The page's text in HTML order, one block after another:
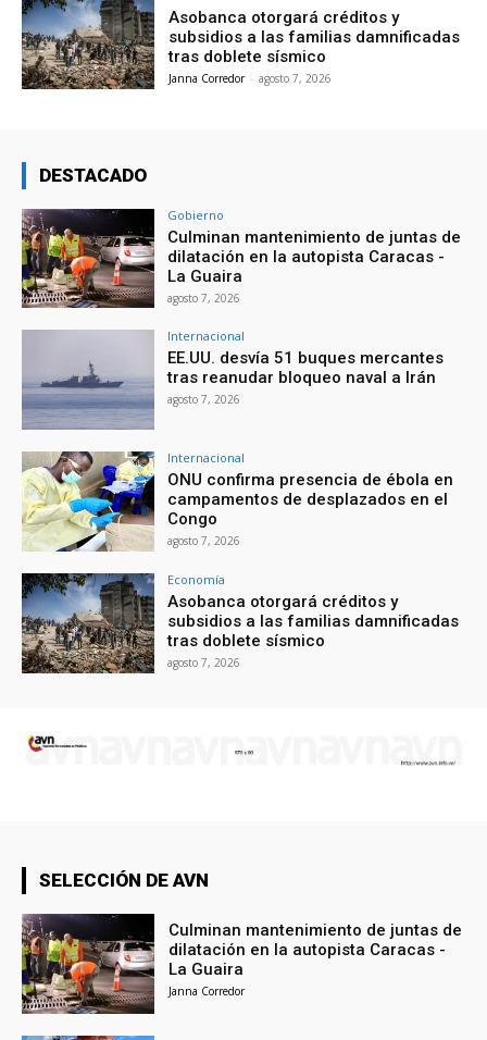
Asobanca otorgará créditos y
subsidios a las familias damnificadas
tras doblete sísmico
Janna Corredor - agosto 7, 2026
DESTACADO
Gobierno
Culminan mantenimiento de juntas de
dilatación en la autopista Caracas -
La Guaira
agosto 7, 2026
Internacional
EE.UU. desvía 51 buques mercantes
tras reanudar bloqueo naval a Irán
agosto 7, 2026
Internacional
ONU confirma presencia de ébola en
campamentos de desplazados en el
Congo
agosto 7, 2026
Economía
Asobanca otorgará créditos y
subsidios a las familias damnificadas
tras doblete sísmico
agosto 7, 2026
SELECCIÓN DE AVN
Culminan mantenimiento de juntas de
dilatación en la autopista Caracas -
La Guaira
Janna Corredor